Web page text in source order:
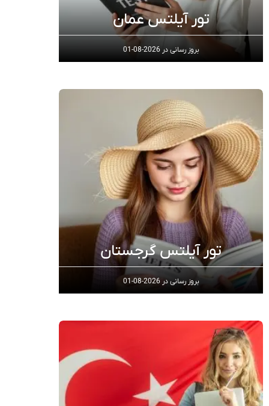
تور آیلتس عمان
بروز رسانی در2026-08-01
تور آیلتس گرجستان
بروز رسانی در2026-08-01